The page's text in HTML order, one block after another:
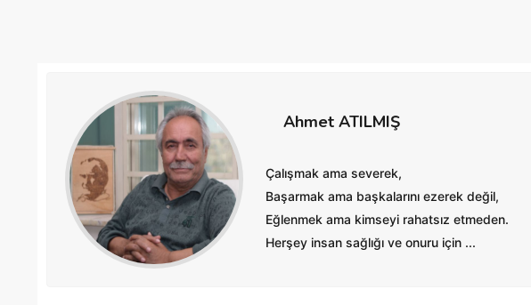
Ahmet ATILMIŞ
Çalışmak ama severek,
Başarmak ama başkalarını ezerek değil,
Eğlenmek ama kimseyi rahatsız etmeden.
Herşey insan sağlığı ve onuru için ...